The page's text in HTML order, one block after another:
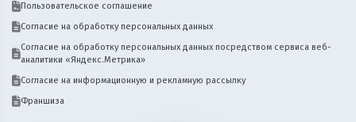
Пользовательское соглашение
Согласие на обработку персональных данных
Согласие на обработку персональных данных посредством сервиса веб-
аналитики «Яндекс.Метрика»
Согласие на информационную и рекламную рассылку
Франшиза